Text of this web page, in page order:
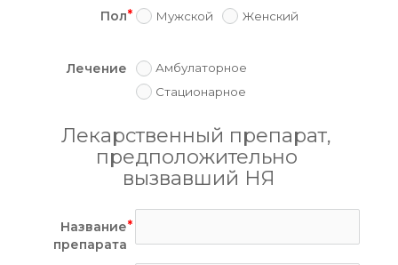
Пол Мужской Женский
Лечение
Амбулаторное
Стационарное
Лекарственный препарат,
предположительно
вызвавший НЯ
Название
препарата